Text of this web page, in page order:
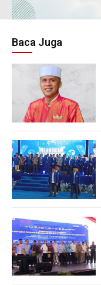
Baca Juga